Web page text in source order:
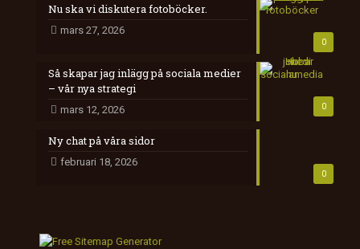
0
Nu ska vi diskutera fotoböcker.
mars 27, 2026
0
Så skapar jag inlägg på sociala medier
– vår nya strategi
mars 12, 2026
0
Ny chat på våra sidor
februari 18, 2026